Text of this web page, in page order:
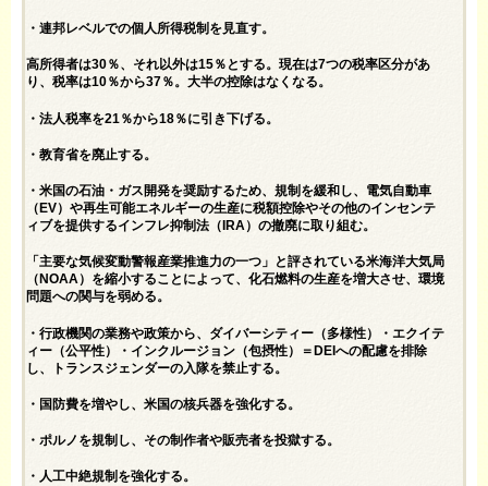
・連邦レベルでの個人所得税制を見直す。
高所得者は30％、それ以外は15％とする。現在は7つの税率区分があ
り、税率は10％から37％。大半の控除はなくなる。
・法人税率を21％から18％に引き下げる。
・教育省を廃止する。
・米国の石油・ガス開発を奨励するため、規制を緩和し、電気自動車
（EV）や再生可能エネルギーの生産に税額控除やその他のインセンテ
ィブを提供するインフレ抑制法（IRA）の撤廃に取り組む。
「主要な気候変動警報産業推進力の一つ」と評されている米海洋大気局
（NOAA）を縮小することによって、化石燃料の生産を増大させ、環境
問題への関与を弱める。
・行政機関の業務や政策から、ダイバーシティー（多様性）・エクイテ
ィー（公平性）・インクルージョン（包摂性）＝DEIへの配慮を排除
し、トランスジェンダーの入隊を禁止する。
・国防費を増やし、米国の核兵器を強化する。
・ポルノを規制し、その制作者や販売者を投獄する。
・人工中絶規制を強化する。